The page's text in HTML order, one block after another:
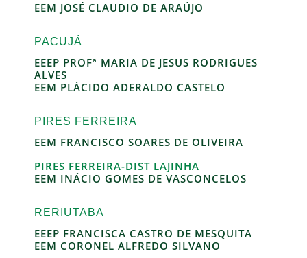
EEM JOSÉ CLAUDIO DE ARAÚJO
PACUJÁ
EEEP PROFª MARIA DE JESUS RODRIGUES
ALVES
EEM PLÁCIDO ADERALDO CASTELO
PIRES FERREIRA
EEM FRANCISCO SOARES DE OLIVEIRA
PIRES FERREIRA-DIST LAJINHA
EEM INÁCIO GOMES DE VASCONCELOS
RERIUTABA
EEEP FRANCISCA CASTRO DE MESQUITA
EEM CORONEL ALFREDO SILVANO